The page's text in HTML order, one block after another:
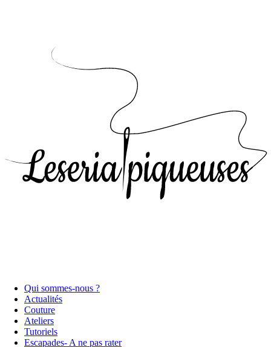
Qui sommes-nous ?
Actualités
Couture
Ateliers
Tutoriels
Escapades- A ne pas rater